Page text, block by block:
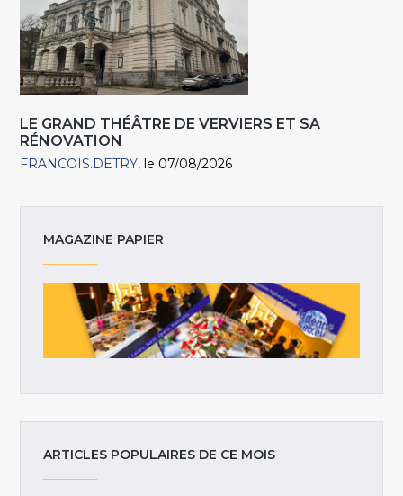
LE GRAND THÉÂTRE DE VERVIERS ET SA
RÉNOVATION
FRANCOIS.DETRY le 07/08/2026
MAGAZINE PAPIER
ARTICLES POPULAIRES DE CE MOIS